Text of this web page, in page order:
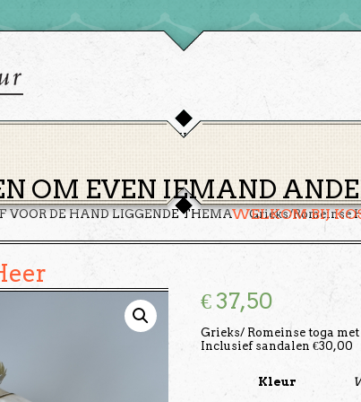
HUREN
OM EVEN IEMAND
WELKOM BIJ
VOOR DE HAND LIGGENDE THEMA Grieks/Romeinse
€ 37,50
Grieks/ Romeinse toga
Inclusief sandalen €30,00
Kleur